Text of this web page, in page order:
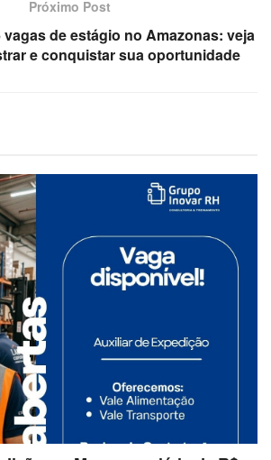
Próximo Post
vagas de estágio no Amazonas: veja
e conquistar sua oportunidade